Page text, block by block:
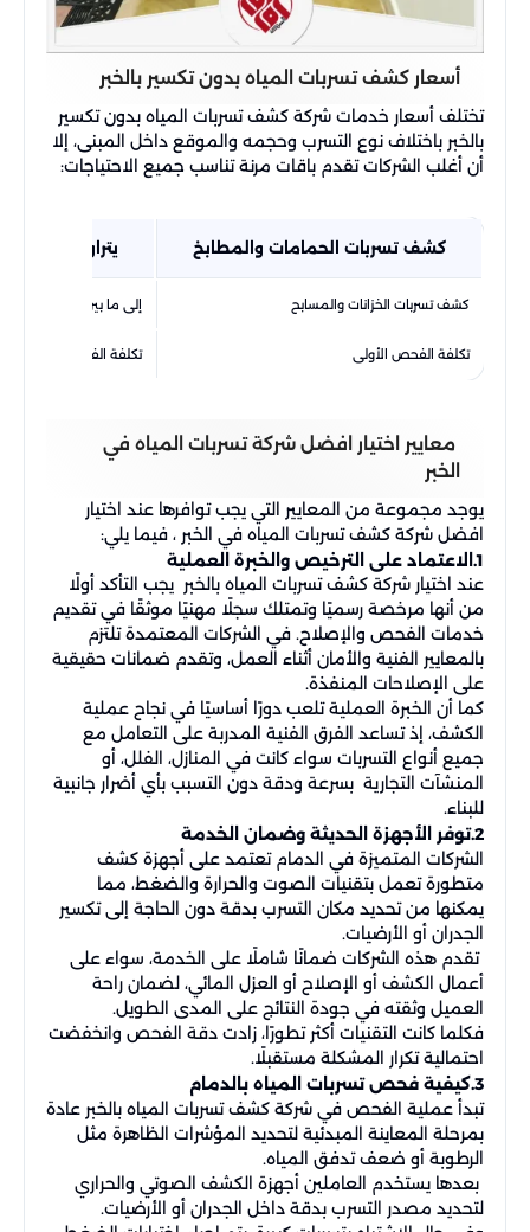
أسعار كشف تسربات المياه بدون تكسير بالخبر
تختلف أسعار خدمات شركة كشف تسربات المياه بدون تكسير
بالخبر باختلاف نوع التسرب وحجمه والموقع داخل المبنى، إلا
أن أغلب الشركات تقدم باقات مرنة تناسب جميع الاحتياجات:
كشف تسربات الحمامات والمطابخ يتراوح بين 250 إلى 400 ريال
كشف تسربات الخزانات والمسابح إلى ما بين 400 و700 ريال
تكلفة الفحص الأولى تكلفة الفحص الأولي
معايير اختيار افضل شركة تسربات المياه في
الخبر
يوجد مجموعة من المعايير التي يجب توافرها عند اختيار
افضل شركة كشف تسربات المياه في الخبر ، فيما يلي:
1.الاعتماد على الترخيص والخبرة العملية
عند اختيار شركة كشف تسربات المياه بالخبر يجب التأكد أولًا
من أنها مرخصة رسميًا وتمتلك سجلًا مهنيًا موثقًا في تقديم
خدمات الفحص والإصلاح. في الشركات المعتمدة تلتزم
بالمعايير الفنية والأمان أثناء العمل، وتقدم ضمانات حقيقية
على الإصلاحات المنفذة.
كما أن الخبرة العملية تلعب دورًا أساسيًا في نجاح عملية
الكشف، إذ تساعد الفرق الفنية المدربة على التعامل مع
جميع أنواع التسربات سواء كانت في المنازل، الفلل، أو
المنشآت التجارية بسرعة ودقة دون التسبب بأي أضرار جانبية
للبناء.
2.توفر الأجهزة الحديثة وضمان الخدمة
الشركات المتميزة في الدمام تعتمد على أجهزة كشف
متطورة تعمل بتقنيات الصوت والحرارة والضغط، مما
يمكنها من تحديد مكان التسرب بدقة دون الحاجة إلى تكسير
الجدران أو الأرضيات.
تقدم هذه الشركات ضمانًا شاملًا على الخدمة، سواء على
أعمال الكشف أو الإصلاح أو العزل المائي، لضمان راحة
العميل وثقته في جودة النتائج على المدى الطويل.
فكلما كانت التقنيات أكثر تطورًا، زادت دقة الفحص وانخفضت
احتمالية تكرار المشكلة مستقبلًا.
3.كيفية فحص تسربات المياه بالدمام
تبدأ عملية الفحص في شركة كشف تسربات المياه بالخبر عادة
بمرحلة المعاينة المبدئية لتحديد المؤشرات الظاهرة مثل
الرطوبة أو ضعف تدفق المياه.
بعدها يستخدم العاملين أجهزة الكشف الصوتي والحراري
لتحديد مصدر التسرب بدقة داخل الجدران أو الأرضيات.